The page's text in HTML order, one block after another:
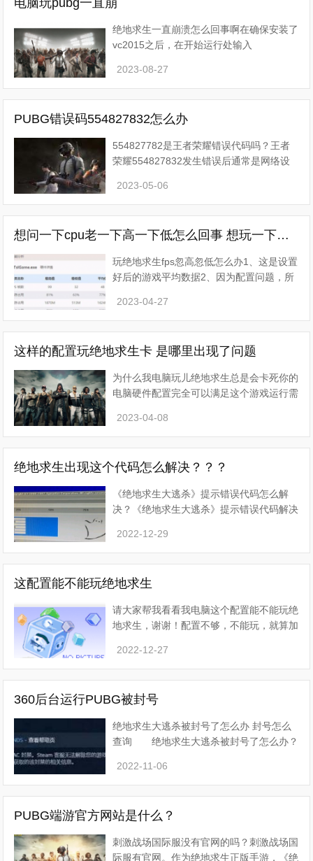
电脑玩pubg一直崩
绝地求生一直崩溃怎么回事啊在确保安装了
vc2015之后，在开始运行处输入
Management Instrumentation，右键属性
设置为手动，然后启动即可。《绝
2023-08-27
PUBG错误码554827832怎么办
554827782是王者荣耀错误代码吗？王者
荣耀554827832发生错误后通常是网络设
候遇到这个错误代码，今天小编就带来了王
者荣耀错误代码554827
2023-05-06
想问一下cpu老一下高一下低怎么回事 想玩一下绝地求生需要怎么升级
玩绝地求生fps忽高忽低怎么办1、这是设置
好后的游戏平均数据2、因为配置问题，所
低，但是在可视距离这个选项楼主选择调成
高，因为这是生存
2023-04-27
这样的配置玩绝地求生卡 是哪里出现了问题
为什么我电脑玩儿绝地求生总是会卡死你的
电脑硬件配置完全可以满足这个游戏运行需
问题较大可能还是系统或者显卡驱动的原
因。 建议重新
2023-04-08
绝地求生出现这个代码怎么解决？？？
《绝地求生大逃杀》提示错误代码怎么解
决？《绝地求生大逃杀》提示错误代码解决
现一系列问题之后所有问题解决后还是无法
上去游戏，只当我重
2022-12-29
这配置能不能玩绝地求生
请大家帮我看看我电脑这个配置能不能玩绝
地求生，谢谢！配置不够，不能玩，就算加
级后可以玩 CPU 换 I5 7500 内存加 8G
DDR4 2666 显卡加独显 GTX950
2022-12-27
360后台运行PUBG被封号
绝地求生大逃杀被封号了怎么办 封号怎么
查询 绝地求生大逃杀被封号了怎么办？
查询呢？不少玩家朋友们不知道要如何来查
询封号的信息，下
2022-11-06
PUBG端游官方网站是什么？
刺激战场国际服没有官网的吗？刺激战场国
际服有官网。作为绝地求生正版手游，《绝